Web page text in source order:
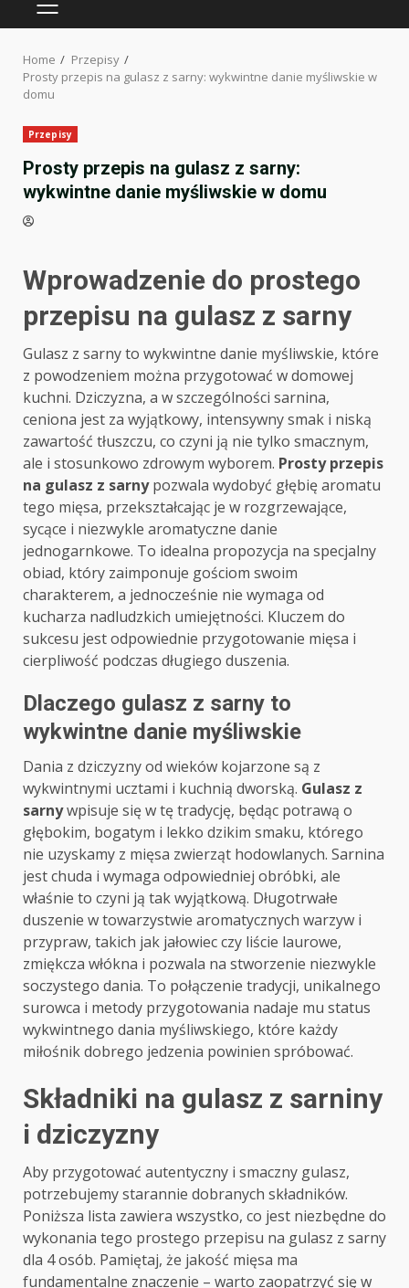
PRIMARY
Home
Przepisy
Prosty przepis na gulasz z sarny: wykwintne danie myśliwskie w
domu
Przepisy
Prosty przepis na gulasz z sarny:
wykwintne danie myśliwskie w domu
Wprowadzenie do prostego
przepisu na gulasz z sarny
Gulasz z sarny to wykwintne danie myśliwskie, które
z powodzeniem można przygotować w domowej
kuchni. Dziczyzna, a w szczególności sarnina,
ceniona jest za wyjątkowy, intensywny smak i niską
zawartość tłuszczu, co czyni ją nie tylko smacznym,
ale i stosunkowo zdrowym wyborem. Prosty przepis
na gulasz z sarnypozwala wydobyć głębię aromatu
tego mięsa, przekształcając je w rozgrzewające,
sycące i niezwykle aromatyczne danie
jednogarnkowe. To idealna propozycja na specjalny
obiad, który zaimponuje gościom swoim
charakterem, a jednocześnie nie wymaga od
kucharza nadludzkich umiejętności. Kluczem do
sukcesu jest odpowiednie przygotowanie mięsa i
cierpliwość podczas długiego duszenia.
Dlaczego gulasz z sarny to
wykwintne danie myśliwskie
Dania z dziczyzny od wieków kojarzone są z
wykwintnymi ucztami i kuchnią dworską. Gulasz z
sarnywpisuje się w tę tradycję, będąc potrawą o
głębokim, bogatym i lekko dzikim smaku, którego
nie uzyskamy z mięsa zwierząt hodowlanych. Sarnina
jest chuda i wymaga odpowiedniej obróbki, ale
właśnie to czyni ją tak wyjątkową. Długotrwałe
duszenie w towarzystwie aromatycznych warzyw i
przypraw, takich jak jałowiec czy liście laurowe,
zmiękcza włókna i pozwala na stworzenie niezwykle
soczystego dania. To połączenie tradycji, unikalnego
surowca i metody przygotowania nadaje mu status
wykwintnego dania myśliwskiego, które każdy
miłośnik dobrego jedzenia powinien spróbować.
Składniki na gulasz z sarniny
i dziczyzny
Aby przygotować autentyczny i smaczny gulasz,
potrzebujemy starannie dobranych składników.
Poniższa lista zawiera wszystko, co jest niezbędne do
wykonania tego prostego przepisu na gulasz z sarny
dla 4 osób. Pamiętaj, że jakość mięsa ma
fundamentalne znaczenie – warto zaopatrzyć się w